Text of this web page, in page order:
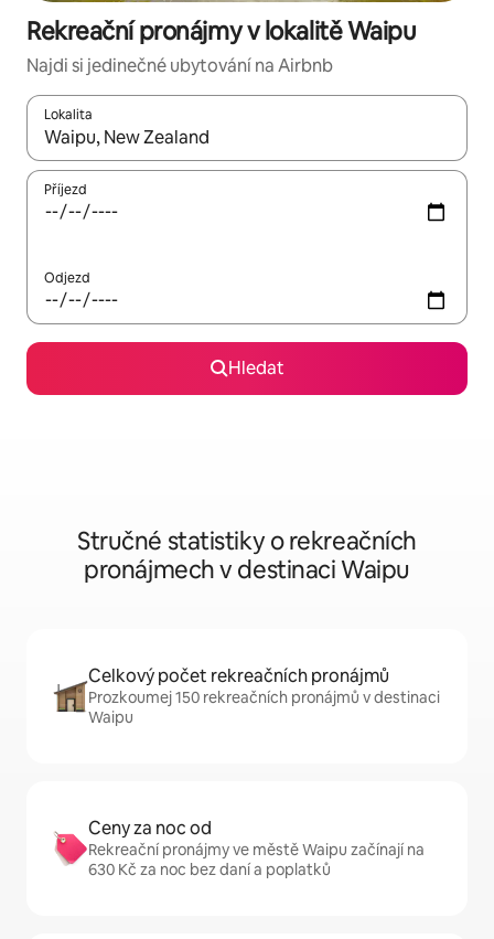
Rekreační pronájmy v lokalitě Waipu
Najdi si jedinečné ubytování na Airbnb
Lokalita
Až budou výsledky k dispozici, můžeš si je procházet pomocí
Příjezd
Odjezd
Hledat
Stručné statistiky o rekreačních
pronájmech v destinaci Waipu
Celkový počet rekreačních pronájmů
Prozkoumej 150 rekreačních pronájmů v destinaci
Waipu
Ceny za noc od
Rekreační pronájmy ve městě Waipu začínají na
630 Kč za noc bez daní a poplatků